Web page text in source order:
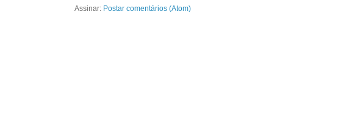
Assinar: Postar comentários (Atom)